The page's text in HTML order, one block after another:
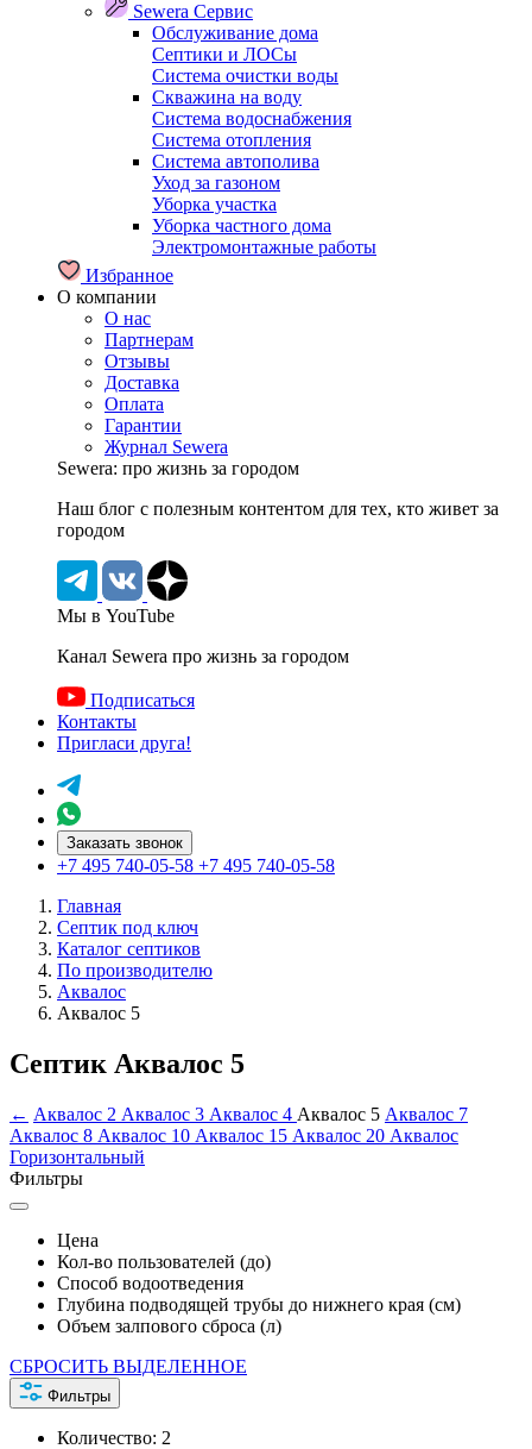
Sewera Сервис
Обслуживание дома
Септики и ЛОСы
Система очистки воды
Скважина на воду
Система водоснабжения
Система отопления
Система автополива
Уход за газоном
Уборка участка
Уборка частного дома
Электромонтажные работы
Избранное
О компании
О нас
Партнерам
Отзывы
Доставка
Оплата
Гарантии
Журнал Sewera
Sewera: про жизнь за городом
Наш блог c полезным контентом для тех, кто живет за
городом
Мы в YouTube
Канал Sewera про жизнь за городом
Подписаться
Контакты
Пригласи друга!
Заказать звонок
+7 495 740-05-58 +7 495 740-05-58
Главная
Септик под ключ
Каталог септиков
По производителю
Аквалос
Аквалос 5
Септик Аквалос 5
← Аквалос 2 Аквалос 3 Аквалос 4 Аквалос 5 Аквалос 7
Аквалос 8 Аквалос 10 Аквалос 15 Аквалос 20 Аквалос
Горизонтальный
Фильтры
Цена
Кол-во пользователей (до)
Способ водоотведения
Глубина подводящей трубы до нижнего края (см)
Объем залпового сброса (л)
СБРОСИТЬ ВЫДЕЛЕННОЕ
Фильтры
Количество: 2